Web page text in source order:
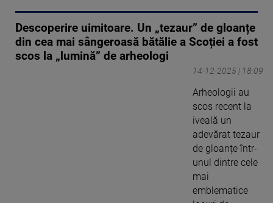
Descoperire uimitoare. Un „tezaur” de gloanțe
din cea mai sângeroasă bătălie a Scoției a fost
scos la „lumină” de arheologi
14-12-2025 | 18:09
Arheologii au
scos recent la
iveală un
adevărat tezaur
de gloanțe într-
unul dintre cele
mai
emblematice